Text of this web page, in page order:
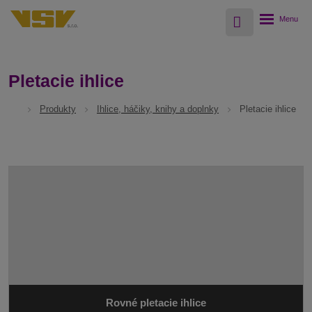
Vyhledávání
Rozbalení
Pletacie ihlice
Produkty Ihlice, háčiky, knihy a doplnky Pletacie ihlice
Rovné pletacie ihlice